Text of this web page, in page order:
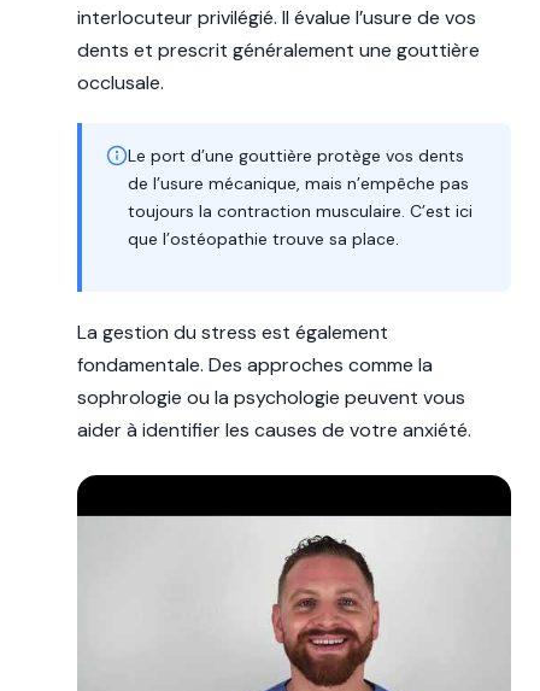
interlocuteur privilégié. Il évalue l’usure de vos
dents et prescrit généralement une gouttière
occlusale.
Le port d’une gouttière protège vos dents
de l’usure mécanique, mais n’empêche pas
toujours la contraction musculaire. C’est ici
que l’ostéopathie trouve sa place.
La gestion du stress est également
fondamentale. Des approches comme la
sophrologie ou la psychologie peuvent vous
aider à identifier les causes de votre anxiété.